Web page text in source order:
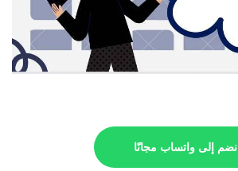
انضم إلى واتساب مجانًا